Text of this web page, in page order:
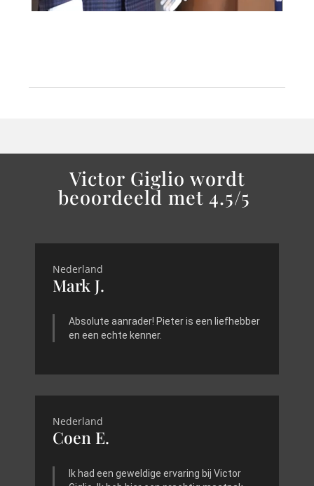
Victor Giglio wordt
beoordeeld met 4.5/5
Nederland
Mark J.
Absolute aanrader! Pieter is een liefhebber
en een echte kenner.
Nederland
Coen E.
Ik had een geweldige ervaring bij Victor